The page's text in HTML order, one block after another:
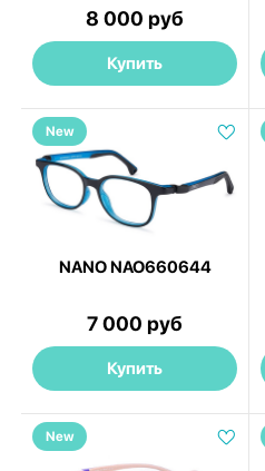
8 000 руб
Купить
New
NANO NAO660644
7 000 руб
Купить
New